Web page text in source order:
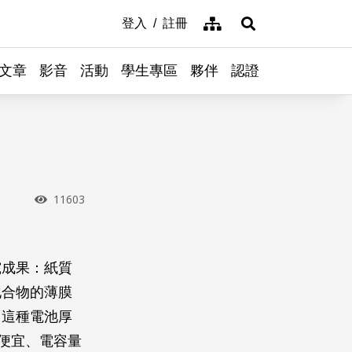
登入 註冊 網站導覽展開搜尋
章 影音 活動 學生專區 夥伴 認證
瀏覽次數
11603
果：紙質
物的薄膜
種電池厚
宜、電容量